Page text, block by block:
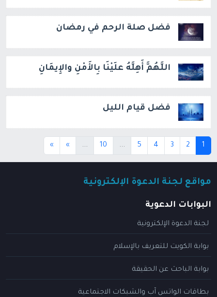
فضل صلة الرحم في رمضان
اللَّهُمَّ أَهِلَّهُ علَيْنَا بِالأَمْنِ والإِيمَانِ
فضل قيام الليل
1
(current)
2
3
4
5
...
10
...
»
»
مواقع لجنة الدعوة الإلكترونية
البوابات الدعوية
لجنة الدعوة الإلكترونية
بوابة الكويت للتعريف بالإسلام
بوابة الباحث عن الحقيقة
بطاقات الواتس آب والشبكات الاجتماعية